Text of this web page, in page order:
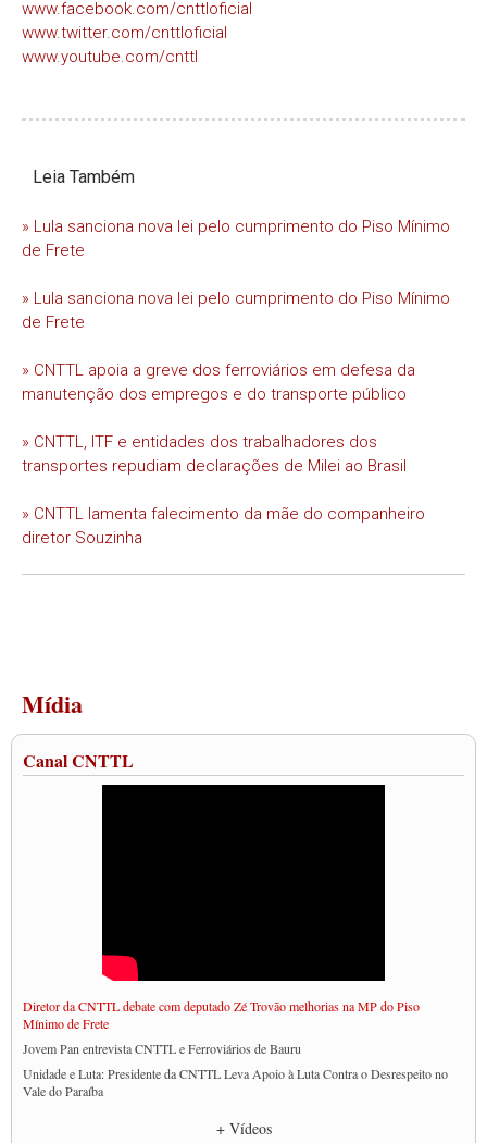
www.facebook.com/cnttloficial
www.twitter.com/cnttloficial
www.youtube.com/cnttl
Leia Também
» Lula sanciona nova lei pelo cumprimento do Piso Mínimo
de Frete
» Lula sanciona nova lei pelo cumprimento do Piso Mínimo
de Frete
» CNTTL apoia a greve dos ferroviários em defesa da
manutenção dos empregos e do transporte público
» CNTTL, ITF e entidades dos trabalhadores dos
transportes repudiam declarações de Milei ao Brasil
» CNTTL lamenta falecimento da mãe do companheiro
diretor Souzinha
Mídia
Canal CNTTL
Diretor da CNTTL debate com deputado Zé Trovão melhorias na MP do Piso
Mínimo de Frete
Jovem Pan entrevista CNTTL e Ferroviários de Bauru
Unidade e Luta: Presidente da CNTTL Leva Apoio à Luta Contra o Desrespeito no
Vale do Paraíba
+ Vídeos